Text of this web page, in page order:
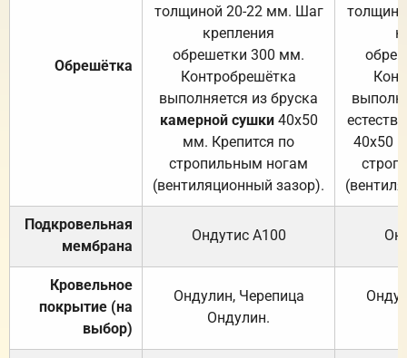
Обрешётка
толщиной 20-22 мм. Шаг
крепления
обрешетки 300 мм.
Контробрешётка
выполняется из бруска
камерной сушки40х50
мм. Крепится по
стропильным ногам
(вентиляционный зазор).
40х50
Подкровельная
мембрана
Ондутис А100
Кровельное
покрытие (на
выбор)
Ондулин, Черепица
Ондулин.